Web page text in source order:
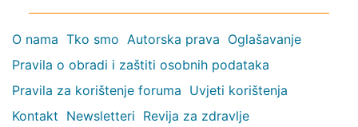
O nama Tko smo Autorska prava Oglašavanje
Pravila o obradi i zaštiti osobnih podataka
Pravila za korištenje foruma Uvjeti korištenja
Kontakt Newsletteri Revija za zdravlje